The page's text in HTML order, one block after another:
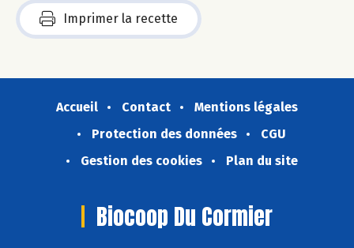
Imprimer la recette
Accueil Contact
Mentions légales
Protection des données
CGU
Gestion des cookies
Plan du site
Biocoop Du Cormier